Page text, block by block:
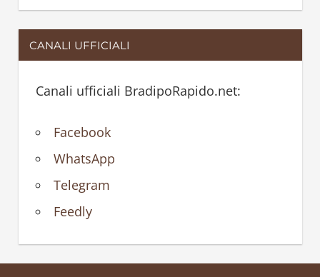
CANALI UFFICIALI
Canali ufficiali BradipoRapido.net:
Facebook
WhatsApp
Telegram
Feedly